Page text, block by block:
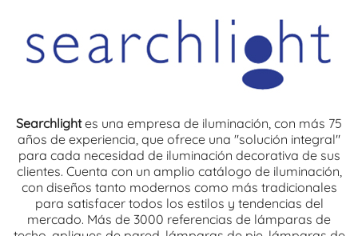
Searchlightes una empresa de iluminación, con más 75
años de experiencia, que ofrece una "solución integral"
para cada necesidad de iluminación decorativa de sus
clientes. Cuenta con un amplio catálogo de iluminación,
con diseños tanto modernos como más tradicionales
para satisfacer todos los estilos y tendencias del
mercado. Más de 3000 referencias de lámparas de